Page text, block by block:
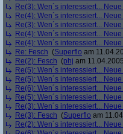
Re(3): Wen´s interessiert...
Re(4): Wen´s interessiert...
Re(3): Wen´s interessiert...
Re(4): Wen´s interessiert...
Re(4): Wen´s interessiert...
Re: Fesch (Superflo am
Re(2): Fesch (phj am
Re(5): Wen´s interessiert...
Re(5): Wen´s interessiert...
Re(6): Wen´s interessiert...
Re(5): Wen´s interessiert...
Re(3): Wen´s interessiert...
Re(3): Fesch (Superflo am
Re(2): Wen´s interessiert...